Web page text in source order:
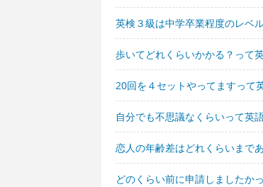
英検３級は中学卒業程度のレベ
歩いてどれくらいかかる？って
20回を４セットやってますって
自分でも不思議なくらいって英
恋人の年齢差はどれくらいまで
どのくらい前に申請しましたか